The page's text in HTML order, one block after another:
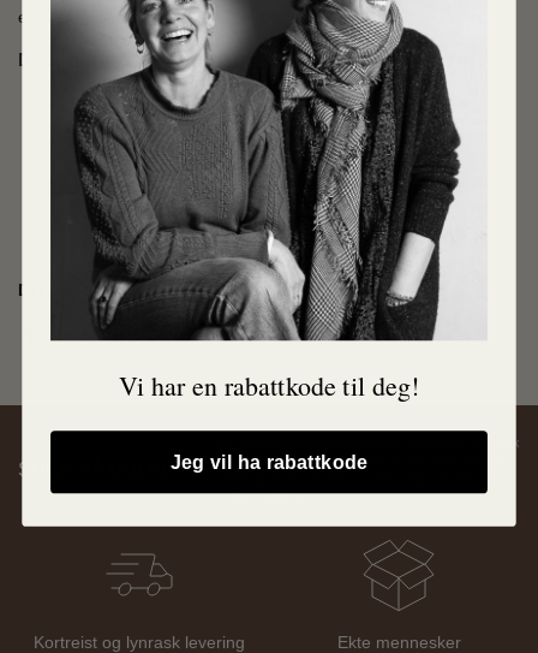
eller ferdigkomponerte hyllesystem.
Detaljer:
Mål: B:78cm, D:30cm
Materiale: Pulverlakkert stål
Maks vekt: 15kg fordelt på hyllen
Del
Facebook X (Twitter) Pinterest
SHOP PÅ BOLINA
En familiedrevet nisjebutikk med nettbutikk og fysisk
butikk på Stabekk. Med over 30 års kunnskap og
unike produkter.
Kortreist og lynrask levering Ekte mennesker
Vi har en rabattkode til deg!
Jeg vil ha rabattkode